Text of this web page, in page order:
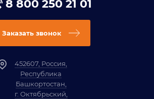
8 800 250 21 01
Заказать звонок
452607, Россия,
Республика
Башкортостан,
г. Октябрьский,